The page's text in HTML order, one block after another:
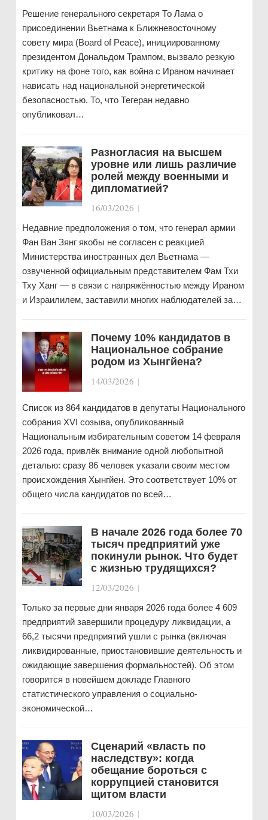
Решение генерального секретаря То Лама о
присоединении Вьетнама к Ближневосточному
совету мира (Board of Peace), инициированному
президентом Дональдом Трампом, вызвало резкую
критику на фоне того, как война с Ираном начинает
нависать над национальной энергетической
безопасностью. То, что Тегеран недавно
опубликовал…
Разногласия на высшем
уровне или лишь различие
ролей между военными и
дипломатией?
16/03/2026 |
Недавние предположения о том, что генерал армии
Фан Ван Зянг якобы не согласен с реакцией
Министерства иностранных дел Вьетнама —
озвученной официальным представителем Фам Тхи
Тху Ханг — в связи с напряжённостью между Ираном
и Израилилем, заставили многих наблюдателей за…
Почему 10% кандидатов в
Национальное собрание
родом из Хынгйена?
14/03/2026 |
Список из 864 кандидатов в депутаты Национального
собрания XVI созыва, опубликованный
Национальным избирательным советом 14 февраля
2026 года, привлёк внимание одной любопытной
деталью: сразу 86 человек указали своим местом
происхождения Хынгйен. Это соответствует 10% от
общего числа кандидатов по всей…
В начале 2026 года более 70
тысяч предприятий уже
покинули рынок. Что будет
с жизнью трудящихся?
12/03/2026 |
Только за первые дни января 2026 года более 4 609
предприятий завершили процедуру ликвидации, а
66,2 тысячи предприятий ушли с рынка (включая
ликвидированные, приостановившие деятельность и
ожидающие завершения формальностей). Об этом
говорится в новейшем докладе Главного
статистического управления о социально-
экономической…
Сценарий «власть по
наследству»: когда
обещание бороться с
коррупцией становится
щитом власти
10/03/2026 |